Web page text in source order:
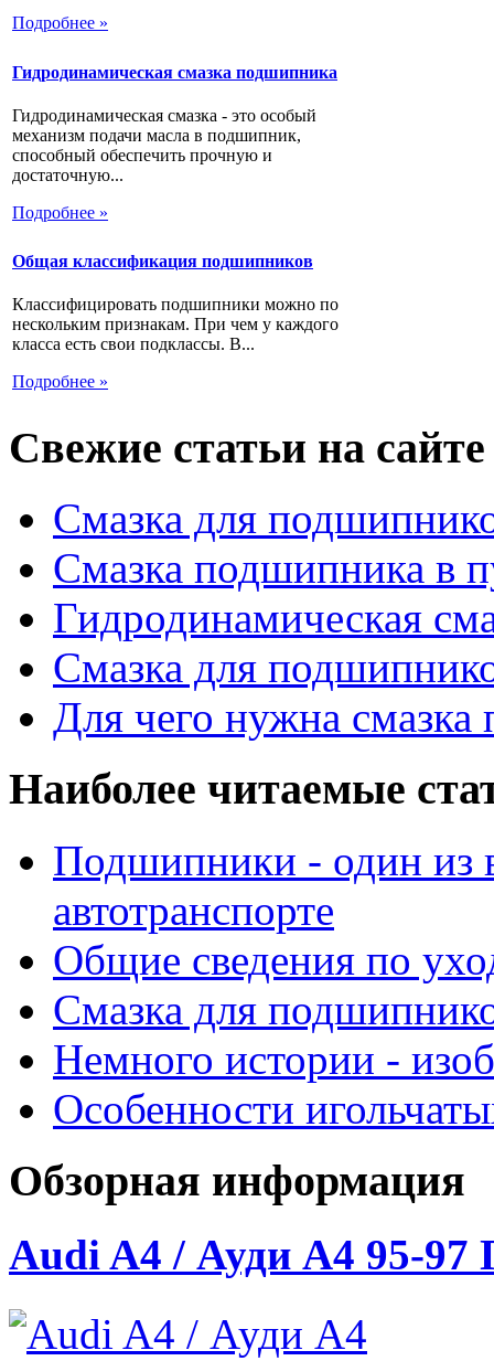
Подробнее »
Гидродинамическая смазка подшипника
Гидродинамическая смазка - это особый
механизм подачи масла в подшипник,
способный обеспечить прочную и
достаточную...
Подробнее »
Общая классификация подшипников
Классифицировать подшипники можно по
нескольким признакам. При чем у каждого
класса есть свои подклассы. В...
Подробнее »
Свежие статьи на сайте
Смазка для
Смазка подшипника в
Гидродинамическая
Смазка для
Для чего нужна
Наиболее читаемые
Подшипники - один из
автотранспорте
Общие сведения по
Смазка для
Немного истории -
Особенности
Обзорная информация
Audi A4 / Ауди А4 95-97